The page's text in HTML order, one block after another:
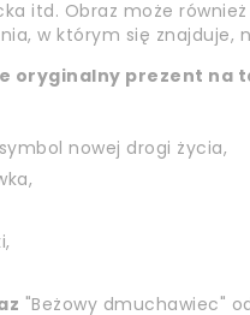
itd. Obraz może
w którym się
oryginalny prezent na
nowej drogi życia,
"Beżowy dmuchawiec"